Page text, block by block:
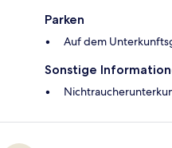
Parken
Auf dem
Sonstige